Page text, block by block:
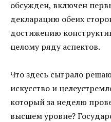
обсужден, включен
декларацию обеих
достижению
целому ряду аспектов.
Что здесь сыграло
искусство и
который за неделю
высшем уровне?